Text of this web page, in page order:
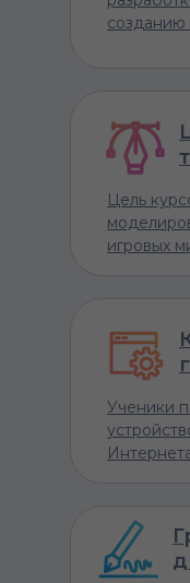
созданию
Цель
игровых
Ученики